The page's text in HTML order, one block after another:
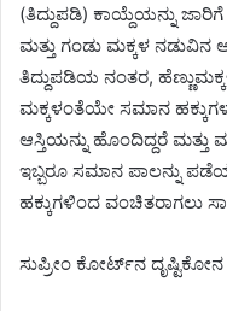
(ತಿದ್ದುಪಡಿ) ಕಾಯ್ದೆಯನ್ನು
ಮತ್ತು ಗಂಡು ಮಕ್ಕಳ ನಡುವಿನ
ತಿದ್ದುಪಡಿಯ ನಂತರ,
ಮಕ್ಕಳಂತೆಯೇ ಸಮಾನ
ಆಸ್ತಿಯನ್ನು ಹೊಂದಿದ್ದರೆ ಮತ್ತು
ಇಬ್ಬರೂ ಸಮಾನ ಪಾಲನ್ನು
ಹಕ್ಕುಗಳಿಂದ ವಂಚಿತರಾಗಲು
ಸುಪ್ರೀಂ ಕೋರ್ಟ್‌ನ ದೃಷ್ಟಿಕೋನ